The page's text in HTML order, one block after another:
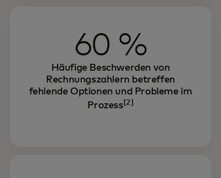
60 %
Häufige Beschwerden von
Rechnungszahlern betreffen
fehlende Optionen und Probleme im
Prozess [2]